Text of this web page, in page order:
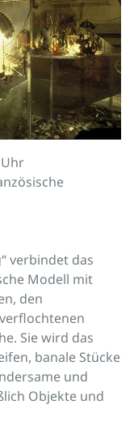
verbindet das
Modell mit
den
Sie wird das
banale Stücke
und
Objekte und